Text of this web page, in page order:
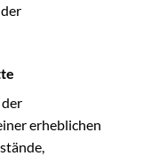
erheblichen